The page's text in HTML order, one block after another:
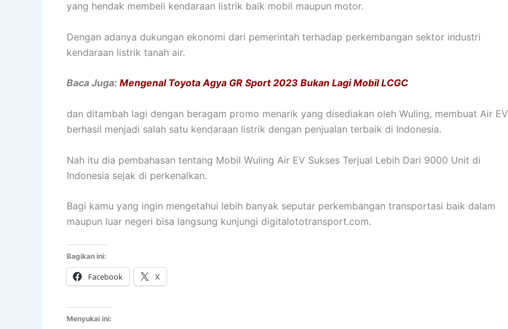
yang hendak membeli kendaraan listrik baik mobil maupun motor.
Dengan adanya dukungan ekonomi dari pemerintah terhadap perkembangan sektor industri
kendaraan listrik tanah air.
Baca Juga: Mengenal Toyota Agya GR Sport 2023 Bukan Lagi Mobil LCGC
dan ditambah lagi dengan beragam promo menarik yang disediakan oleh Wuling, membuat Air EV
berhasil menjadi salah satu kendaraan listrik dengan penjualan terbaik di Indonesia.
Nah itu dia pembahasan tentang Mobil Wuling Air EV Sukses Terjual Lebih Dari 9000 Unit di
Indonesia sejak di perkenalkan.
Bagi kamu yang ingin mengetahui lebih banyak seputar perkembangan transportasi baik dalam
maupun luar negeri bisa langsung kunjungi digitalototransport.com.
Bagikan ini:
Facebook X
Menyukai ini: